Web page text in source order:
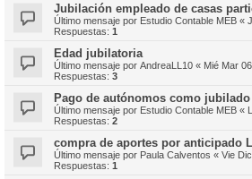
Jubilación empleado de casas
Último mensaje por Estudio Contable MEB «
Respuestas: 1
Edad jubilatoria
Último mensaje por AndreaLL10 « Mié Mar
Respuestas: 3
Pago de autónomos como jubilado
Último mensaje por Estudio Contable MEB «
Respuestas: 2
compra de aportes por anticipado
Último mensaje por Paula Calventos « Vie
Respuestas: 1